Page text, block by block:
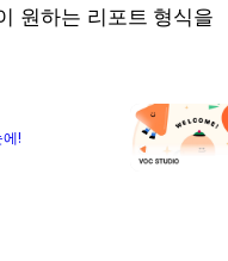
원하는 리포트 형식을
!